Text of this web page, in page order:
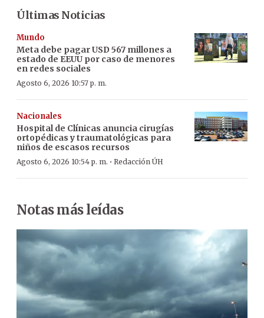
Últimas Noticias
Mundo
Meta debe pagar USD 567 millones a
estado de EEUU por caso de menores
en redes sociales
Agosto 6, 2026 10:57 p. m.
Nacionales
Hospital de Clínicas anuncia cirugías
ortopédicas y traumatológicas para
niños de escasos recursos
Agosto 6, 2026 10:54 p. m. · Redacción ÚH
Notas más leídas